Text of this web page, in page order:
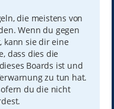
die meistens von
Wenn du gegen
kann sie dir eine
dass dies die
Boards ist und
zu tun hat.
du die nicht